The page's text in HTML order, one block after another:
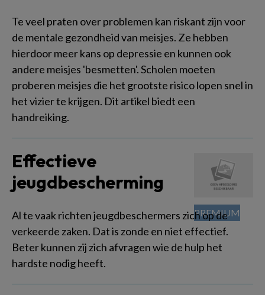
Te veel praten over problemen kan riskant zijn voor
de mentale gezondheid van meisjes. Ze hebben
hierdoor meer kans op depressie en kunnen ook
andere meisjes 'besmetten'. Scholen moeten
proberen meisjes die het grootste risico lopen snel in
het vizier te krijgen. Dit artikel biedt een
handreiking.
Effectieve
jeugdbescherming
Al te vaak richten jeugdbeschermers zich op de
verkeerde zaken. Dat is zonde en niet effectief.
Beter kunnen zij zich afvragen wie de hulp het
hardste nodig heeft.